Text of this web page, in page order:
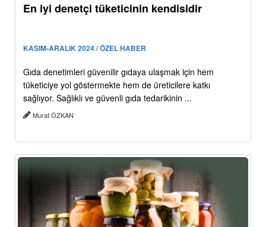
En iyi denetçi tüketicinin kendisidir
KASIM-ARALIK 2024 / ÖZEL HABER
Gıda denetimleri güvenilir gıdaya ulaşmak için hem
tüketiciye yol göstermekte hem de üreticilere katkı
sağlıyor. Sağlıklı ve güvenli gıda tedarikinin ...
Murat ÖZKAN